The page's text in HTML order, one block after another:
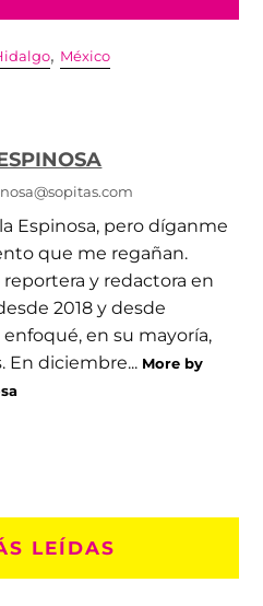
, México
Espinosa, pero díganme
que me regañan.
reportera y redactora en
2018 y desde
en su mayoría,
En diciembre... More by
LEÍDAS